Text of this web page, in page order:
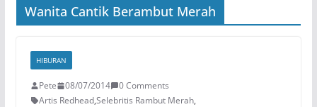
Wanita Cantik Berambut Merah
HIBURAN
Pete 08/07/2014
0 Comments
Artis Redhead,Selebritis Rambut Merah,